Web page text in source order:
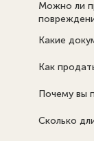
Можно ли
Какие
Как
Почему вы
Сколько